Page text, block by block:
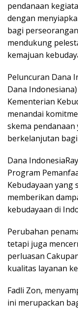
pendanaan
dengan
bagi
mendukung
kemajuan
Peluncuran Dana
Dana
Kementerian
menandai
skema
berkelanjutan
Dana
Program
Kebudayaan yang
memberikan
kebudayaan di
Perubahan
tetapi juga
perluasan
kualitas layanan
Fadli Zon,
ini merupackan